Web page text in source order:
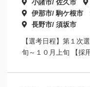
小諸市/ 佐久市
伊那市/ 駒ケ根市
長野市/ 須坂市
【選考日程】第１
旬～１０月上旬 【採